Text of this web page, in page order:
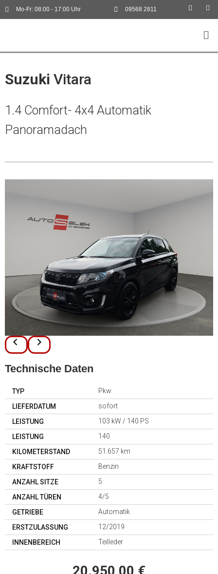
Mo-Fr: 08:00 - 17:00 Uhr 09568 2811
Suzuki Vitara
1.4 Comfort- 4x4 Automatik
Panoramadach
Technische Daten
TYP
Pkw
LIEFERDATUM
sofort
LEISTUNG
103 kW / 140 PS
LEISTUNG
140
KILOMETERSTAND
51.657 km
KRAFTSTOFF
Benzin
ANZAHL SITZE
5
ANZAHL TÜREN
4/5
GETRIEBE
Automatik
ERSTZULASSUNG
12/2019
INNENBEREICH
Teilleder